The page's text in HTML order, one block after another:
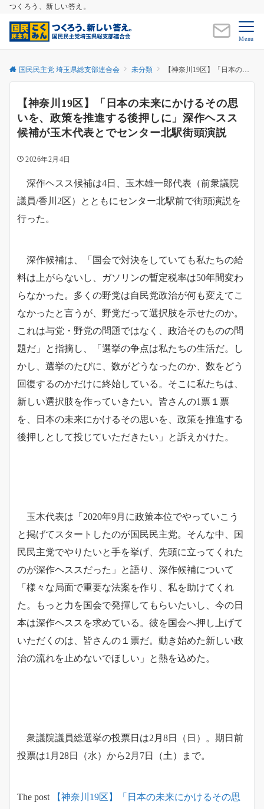
つくろう、新しい答え。
Menu
国民民主党 埼玉県総支部連合会 未分類 【神奈川19区】「日本の未来にかけるその思いを、政策を推進する後押しに」深作ヘスス候補が玉木代表とでセンター北駅街頭演説
【神奈川19区】「日本の未来にかけるその思
いを、政策を推進する後押しに」深作ヘスス
候補が玉木代表とでセンター北駅街頭演説
2026年2月4日
深作ヘスス候補は4日、玉木雄一郎代表（前衆議院
議員/香川2区）とともにセンター北駅前で街頭演説を
行った。
深作候補は、「国会で対決をしていても私たちの給
料は上がらないし、ガソリンの暫定税率は50年間変わ
らなかった。多くの野党は自民党政治が何も変えてこ
なかったと言うが、野党だって選択肢を示せたのか。
これは与党・野党の問題ではなく、政治そのものの問
題だ」と指摘し、「選挙の争点は私たちの生活だ。し
かし、選挙のたびに、数がどうなったのか、数をどう
回復するのかだけに終始している。そこに私たちは、
新しい選択肢を作っていきたい。皆さんの1票１票
を、日本の未来にかけるその思いを、政策を推進する
後押しとして投じていただきたい」と訴えかけた。
玉木代表は「2020年9月に政策本位でやっていこう
と掲げてスタートしたのが国民民主党。そんな中、国
民民主党でやりたいと手を挙げ、先頭に立ってくれた
のが深作ヘススだった」と語り、深作候補について
「様々な局面で重要な法案を作り、私を助けてくれ
た。もっと力を国会で発揮してもらいたいし、今の日
本は深作ヘススを求めている。彼を国会へ押し上げて
いただくのは、皆さんの１票だ。動き始めた新しい政
治の流れを止めないでほしい」と熱を込めた。
衆議院議員総選挙の投票日は2月8日（日）。期日前
投票は1月28日（水）から2月7日（土）まで。
The post
【神奈川19区】「日本の未来にかけるその思